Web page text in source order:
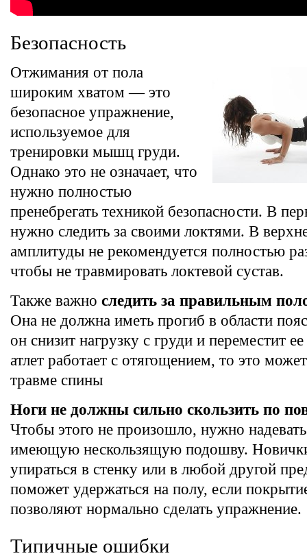
Безопасность
Отжимания от пола
широким хватом — это
безопасное упражнение,
используемое для
тренировки мышц груди.
Однако это не означает, что
нужно полностью
пренебрегать техникой безопасности. В
нужно следить за своими локтями. В
амплитуды не рекомендуется полностью
чтобы не травмировать локтевой сустав.
Также важно следить за правильным
Она не должна иметь прогиб в области
он снизит нагрузку с груди и переместит
атлет работает с отягощением, то это
травме спины
Ноги не должны сильно скользить по
Чтобы этого не произошло, нужно
имеющую нескользящую подошву.
упираться в стенку или в любой другой
поможет удержаться на полу, если
позволяют нормально сделать упражнение.
Типичные ошибки